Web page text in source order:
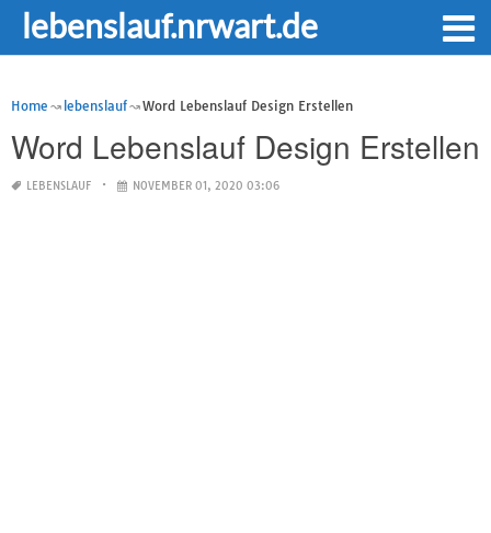
lebenslauf.nrwart.de
Home lebenslauf Word Lebenslauf Design Erstellen
Word Lebenslauf Design Erstellen
LEBENSLAUF NOVEMBER 01, 2020 03:06